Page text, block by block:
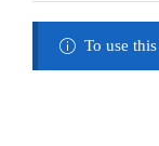
To use